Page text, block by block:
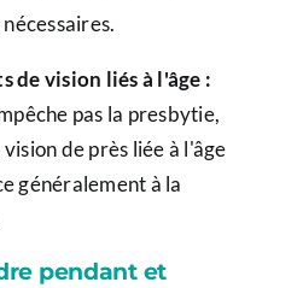
de vision liés à l'âge :
pas la presbytie,
de près liée à l'âge
généralement à la
pendant et